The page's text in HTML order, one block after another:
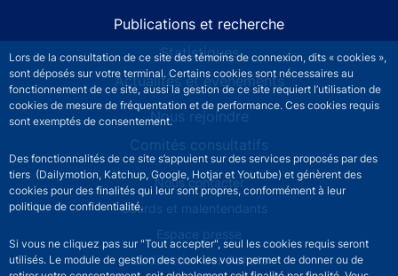
Lors de la consultation de ce site des témoins de connexion, dits « cookies »,
sont déposés sur votre terminal. Certains cookies sont nécessaires au
fonctionnement de ce site, aussi la gestion de ce site requiert l’utilisation de
cookies de mesure de fréquentation et de performance. Ces cookies requis
sont exemptés de consentement.
Des fonctionnalités de ce site s’appuient sur des services proposés par des
tiers (Dailymotion, Katchup, Google, Hotjar et Youtube) et génèrent des
cookies pour des finalités qui leur sont propres, conformément à leur
politique de confidentialité.
Si vous ne cliquez pas sur "Tout accepter", seul les cookies requis seront
utilisés. Le module de gestion des cookies vous permet de donner ou de
Publications et recherche
Statistiques
Actualités et événements
Nous rejoindre
Comités consultatifs
Footer secondary menuNous contacter
Sourds et malentendants
Espace presse
La direction des Achats